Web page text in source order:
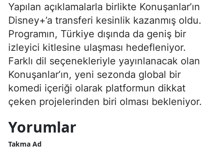
Yapılan açıklamalarla birlikte Konuşanlar’ın
Disney+’a transferi kesinlik kazanmış oldu.
Programın, Türkiye dışında da geniş bir
izleyici kitlesine ulaşması hedefleniyor.
Farklı dil seçenekleriyle yayınlanacak olan
Konuşanlar’ın, yeni sezonda global bir
komedi içeriği olarak platformun dikkat
çeken projelerinden biri olması bekleniyor.
Yorumlar
Takma Ad